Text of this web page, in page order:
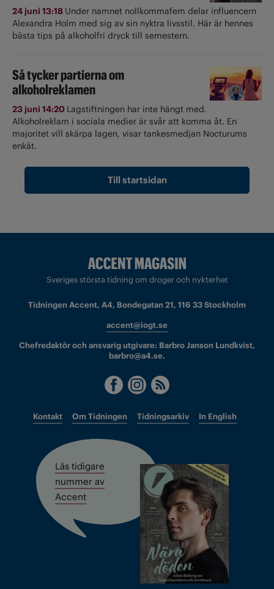
24 juni 13:18 Under namnet nollkommafem delar influencern
Alexandra Holm med sig av sin nyktra livsstil. Här är hennes
bästa tips på alkoholfri dryck till semestern.
Så tycker partierna om
alkoholreklamen
23 juni 14:20 Lagstiftningen har inte hängt med.
Alkoholreklam i sociala medier är svår att komma åt. En
majoritet vill skärpa lagen, visar tankesmedjan Nocturums
enkät.
Till startsidan
Sveriges största tidning om droger och nykterhet
Tidningen Accent, A4, Bondegatan 21, 116 33 Stockholm
accent@iogt.se
Chefredaktör och ansvarig utgivare: Barbro Janson Lundkvist,
barbro@a4.se.
Kontakt Om Tidningen Tidningsarkiv In English
Läs tidigare
nummer av
Accent